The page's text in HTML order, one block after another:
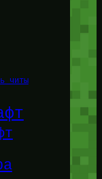
читы